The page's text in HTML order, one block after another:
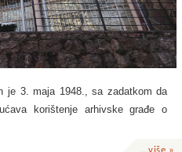
je 3. maja 1948., sa zadatkom da
korištenje arhivske građe o